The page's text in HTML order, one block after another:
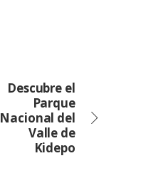
Descubre el
Parque
Nacional del
Valle de
Kidepo